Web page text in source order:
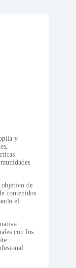
y
objetivo de
contenidos
el
con los